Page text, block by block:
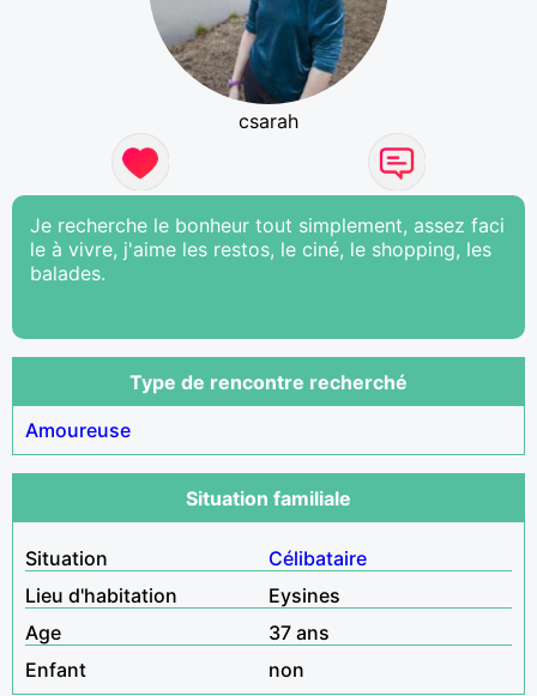
csarah
Je recherche le bonheur tout simplement, assez faci
le à vivre, j'aime les restos, le ciné, le shopping, les
balades.
Type de rencontre recherché
Amoureuse
Situation familiale
Situation
Célibataire
Lieu d'habitation
Eysines
Age
37 ans
Enfant
non